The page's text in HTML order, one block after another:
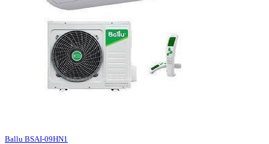
Ballu BSAI-09HN1